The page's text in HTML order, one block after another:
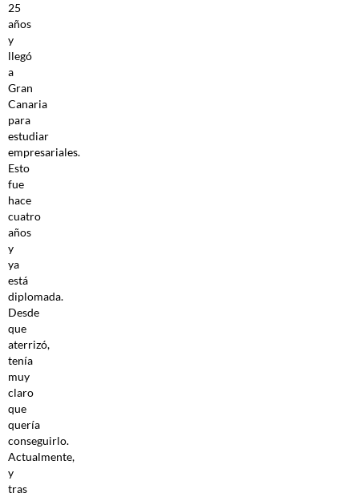
25
años
y
llegó
a
Gran
Canaria
para
estudiar
empresariales.
Esto
fue
hace
cuatro
años
y
ya
está
diplomada.
Desde
que
aterrizó,
tenía
muy
claro
que
quería
conseguirlo.
Actualmente,
y
tras